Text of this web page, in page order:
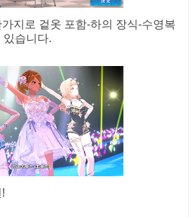
지로 겉옷 포함-하의 장식-수영복
있습니다.